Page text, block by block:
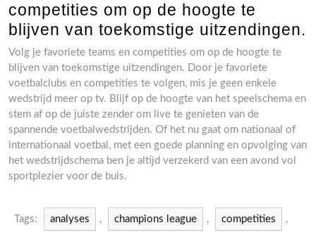
competities om op de hoogte te
blijven van toekomstige uitzendingen.
Volg je favoriete teams en competities om op de hoogte te
blijven van toekomstige uitzendingen. Door je favoriete
voetbalclubs en competities te volgen, mis je geen enkele
wedstrijd meer op tv. Blijf op de hoogte van het speelschema en
stem af op de juiste zender om live te genieten van de
spannende voetbalwedstrijden. Of het nu gaat om nationaal of
internationaal voetbal, met een goede planning en opvolging van
het wedstrijdschema ben je altijd verzekerd van een avond vol
sportplezier voor de buis.
Tags: analyses , champions league , competities ,